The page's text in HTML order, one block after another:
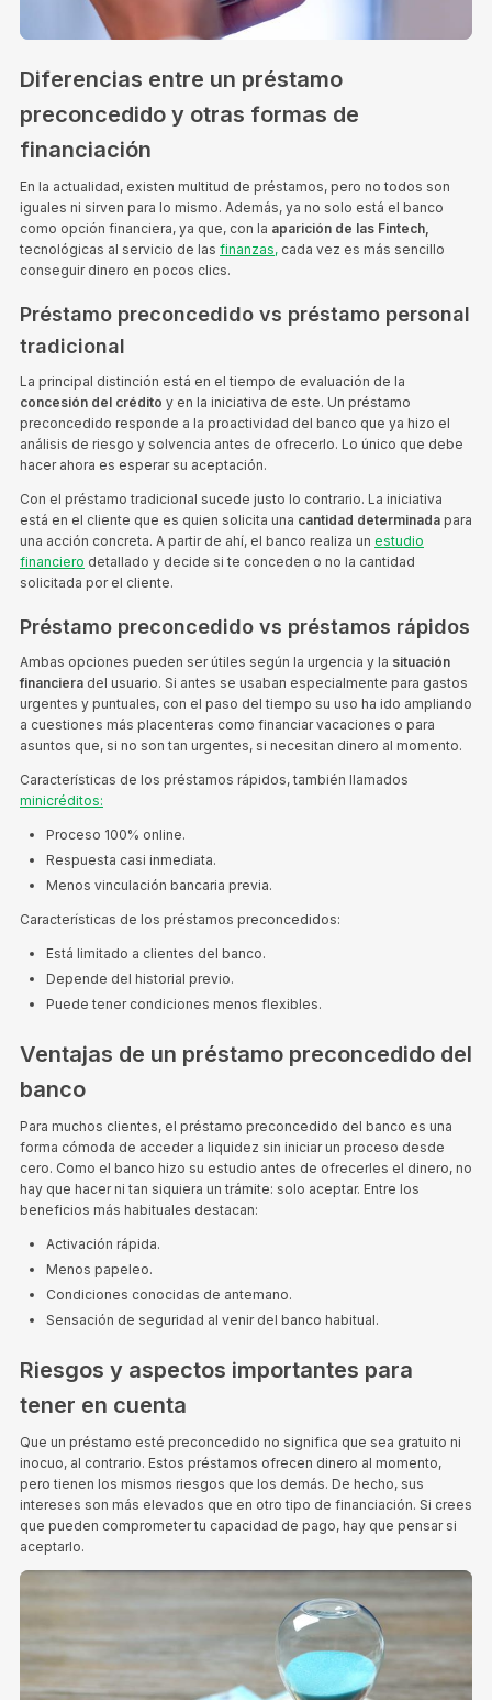
Diferencias entre un préstamo
preconcedido y otras formas de
financiación
En la actualidad, existen multitud de préstamos, pero no todos son
iguales ni sirven para lo mismo. Además, ya no solo está el banco
como opción financiera, ya que, con la aparición de las Fintech,
tecnológicas al servicio de las finanzas, cada vez es más sencillo
conseguir dinero en pocos clics.
Préstamo preconcedido vs préstamo personal
tradicional
La principal distinción está en el tiempo de evaluación de la
concesión del crédito y en la iniciativa de este. Un préstamo
preconcedido responde a la proactividad del banco que ya hizo el
análisis de riesgo y solvencia antes de ofrecerlo. Lo único que debe
hacer ahora es esperar su aceptación.
Con el préstamo tradicional sucede justo lo contrario. La iniciativa
está en el cliente que es quien solicita una cantidad determinada para
una acción concreta. A partir de ahí, el banco realiza un estudio
financiero detallado y decide si te conceden o no la cantidad
solicitada por el cliente.
Préstamo preconcedido vs préstamos rápidos
Ambas opciones pueden ser útiles según la urgencia y la situación
financiera del usuario. Si antes se usaban especialmente para gastos
urgentes y puntuales, con el paso del tiempo su uso ha ido ampliando
a cuestiones más placenteras como financiar vacaciones o para
asuntos que, si no son tan urgentes, si necesitan dinero al momento.
Características de los préstamos rápidos, también llamados
minicréditos:
Proceso 100% online.
Respuesta casi inmediata.
Menos vinculación bancaria previa.
Características de los préstamos preconcedidos:
Está limitado a clientes del banco.
Depende del historial previo.
Puede tener condiciones menos flexibles.
Ventajas de un préstamo preconcedido del
banco
Para muchos clientes, el préstamo preconcedido del banco es una
forma cómoda de acceder a liquidez sin iniciar un proceso desde
cero. Como el banco hizo su estudio antes de ofrecerles el dinero, no
hay que hacer ni tan siquiera un trámite: solo aceptar. Entre los
beneficios más habituales destacan:
Activación rápida.
Menos papeleo.
Condiciones conocidas de antemano.
Sensación de seguridad al venir del banco habitual.
Riesgos y aspectos importantes para
tener en cuenta
Que un préstamo esté preconcedido no significa que sea gratuito ni
inocuo, al contrario. Estos préstamos ofrecen dinero al momento,
pero tienen los mismos riesgos que los demás. De hecho, sus
intereses son más elevados que en otro tipo de financiación. Si crees
que pueden comprometer tu capacidad de pago, hay que pensar si
aceptarlo.